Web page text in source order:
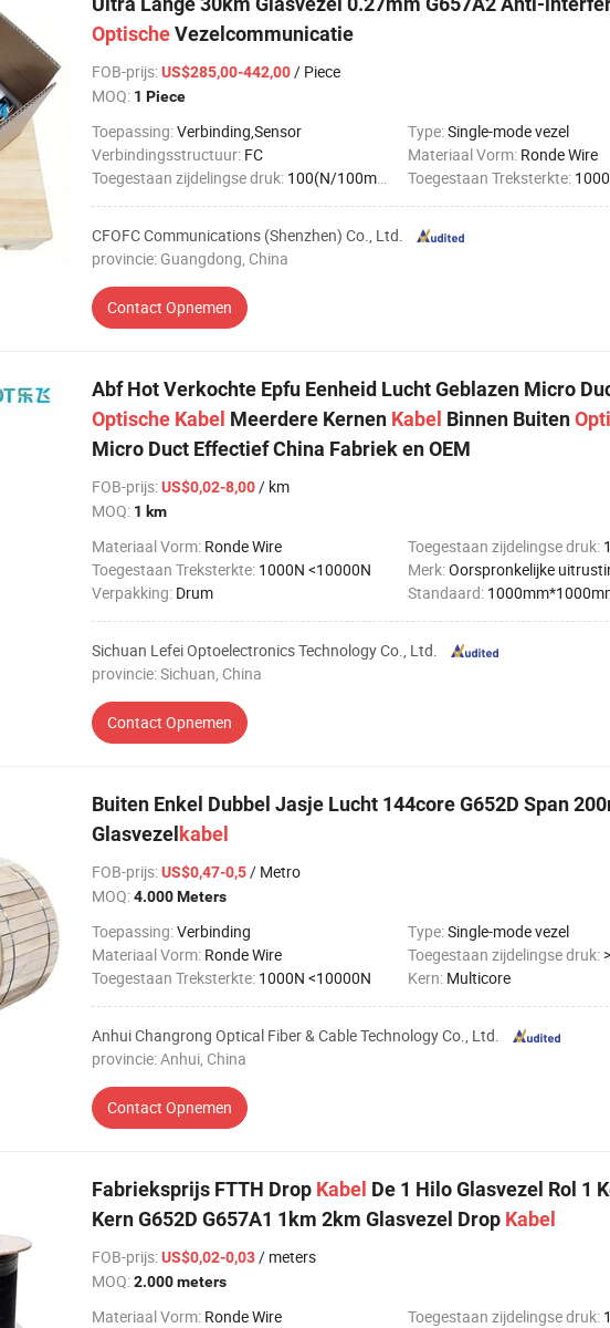
OptischeVezelcommunicatie
FOB-prijs:US$285,00-442,00/ Piece
MOQ: 1 Piece
Toepassing:Verbinding,Sensor Type:Single-mode vezel
Verbindingsstructuur: FC Materiaal Vorm: Ronde Wire
Toegestaan ​​zijdelingse druk: 100(N/100mm)<1000(N/100mm) Toegestaan ​​Treksterkte:
CFOFC Communications (Shenzhen) Co., Ltd.
provincie: Guangdong, China
Contact Opnemen
Abf Hot Verkochte Epfu Eenheid Lucht Geblazen Micro
Optische Kabel Meerdere Kernen Kabel Binnen Buiten
Micro Duct Effectief China Fabriek en OEM
FOB-prijs:US$0,02-8,00/ km
MOQ: 1 km
Materiaal Vorm: Ronde Wire Toegestaan ​​zijdelingse druk:
Toegestaan ​​Treksterkte: 1000N <10000N Merk:Oorspronkelijke uitrusting
Verpakking: Drum Standaard:
Sichuan Lefei Optoelectronics Technology Co., Ltd.
provincie: Sichuan, China
Contact Opnemen
Buiten Enkel Dubbel Jasje Lucht 144core G652D Span
Glasvezel kabel
FOB-prijs:US$0,47-0,5/ Metro
MOQ:4.000 Meters
Toepassing:Verbinding Type:Single-mode vezel
Materiaal Vorm: Ronde Wire Toegestaan ​​zijdelingse druk:
Toegestaan ​​Treksterkte: 1000N <10000N Kern: Multicore
Anhui Changrong Optical Fiber & Cable Technology Co., Ltd.
provincie: Anhui, China
Contact Opnemen
Fabrieksprijs FTTH Drop Kabel De 1 Hilo Glasvezel Rol 1
Kern G652D G657A1 1km 2km Glasvezel Drop Kabel
FOB-prijs:US$0,02-0,03/ meters
MOQ:2.000 meters
Materiaal Vorm: Ronde Wire Toegestaan ​​zijdelingse druk: